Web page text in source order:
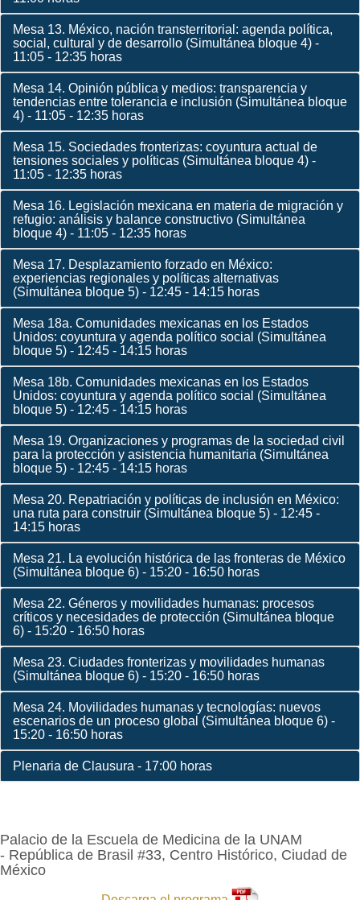
Mesa 13. México, nación transterritorial: agenda política,
social, cultural y de desarrollo (Simultánea bloque 4) -
11:05 - 12:35 horas
Mesa 14. Opinión pública y medios: transparencia y
tendencias entre tolerancia e inclusión (Simultánea bloque
4) - 11:05 - 12:35 horas
Mesa 15. Sociedades fronterizas: coyuntura actual de
tensiones sociales y políticas (Simultánea bloque 4) -
11:05 - 12:35 horas
Mesa 16. Legislación mexicana en materia de migración y
refugio: análisis y balance constructivo (Simultánea
bloque 4) - 11:05 - 12:35 horas
Mesa 17. Desplazamiento forzado en México:
experiencias regionales y políticas alternativas
(Simultánea bloque 5) - 12:45 - 14:15 horas
Mesa 18a. Comunidades mexicanas en los Estados
Unidos: coyuntura y agenda político social (Simultánea
bloque 5) - 12:45 - 14:15 horas
Mesa 18b. Comunidades mexicanas en los Estados
Unidos: coyuntura y agenda político social (Simultánea
bloque 5) - 12:45 - 14:15 horas
Mesa 19. Organizaciones y programas de la sociedad civil
para la protección y asistencia humanitaria (Simultánea
bloque 5) - 12:45 - 14:15 horas
Mesa 20. Repatriación y políticas de inclusión en México:
una ruta para construir (Simultánea bloque 5) - 12:45 -
14:15 horas
Mesa 21. La evolución histórica de las fronteras de México
(Simultánea bloque 6) - 15:20 - 16:50 horas
Mesa 22. Géneros y movilidades humanas: procesos
críticos y necesidades de protección (Simultánea bloque
6) - 15:20 - 16:50 horas
Mesa 23. Ciudades fronterizas y movilidades humanas
(Simultánea bloque 6) - 15:20 - 16:50 horas
Mesa 24. Movilidades humanas y tecnologías: nuevos
escenarios de un proceso global (Simultánea bloque 6) -
15:20 - 16:50 horas
Plenaria de Clausura - 17:00 horas
Palacio de la Escuela de Medicina de la UNAM
- República de Brasil #33, Centro Histórico, Ciudad de
México